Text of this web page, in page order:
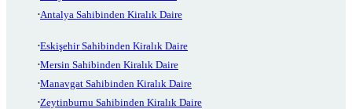
Antalya Sahibinden Kiralık Daire
Eskişehir Sahibinden Kiralık Daire
Mersin Sahibinden Kiralık Daire
Manavgat Sahibinden Kiralık Daire
Zeytinburnu Sahibinden Kiralık Daire